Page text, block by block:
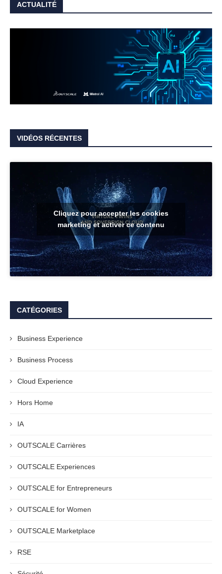
ACTUALITÉ
VIDÉOS RÉCENTES
Cliquez pour accepter les cookies
marketing et activer ce contenu
CATÉGORIES
Business Experience
Business Process
Cloud Experience
Hors Home
IA
OUTSCALE Carrières
OUTSCALE Experiences
OUTSCALE for Entrepreneurs
OUTSCALE for Women
OUTSCALE Marketplace
RSE